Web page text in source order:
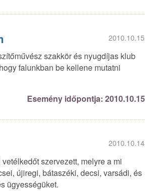
szakkör és nyugdíjas klub
falunkban be kellene mutatni
Esemény időpontja: 2010.10.15
szervezett, melyre a mi
újiregi, bátaszéki, decsi, varsádi, és
ügyességüket.